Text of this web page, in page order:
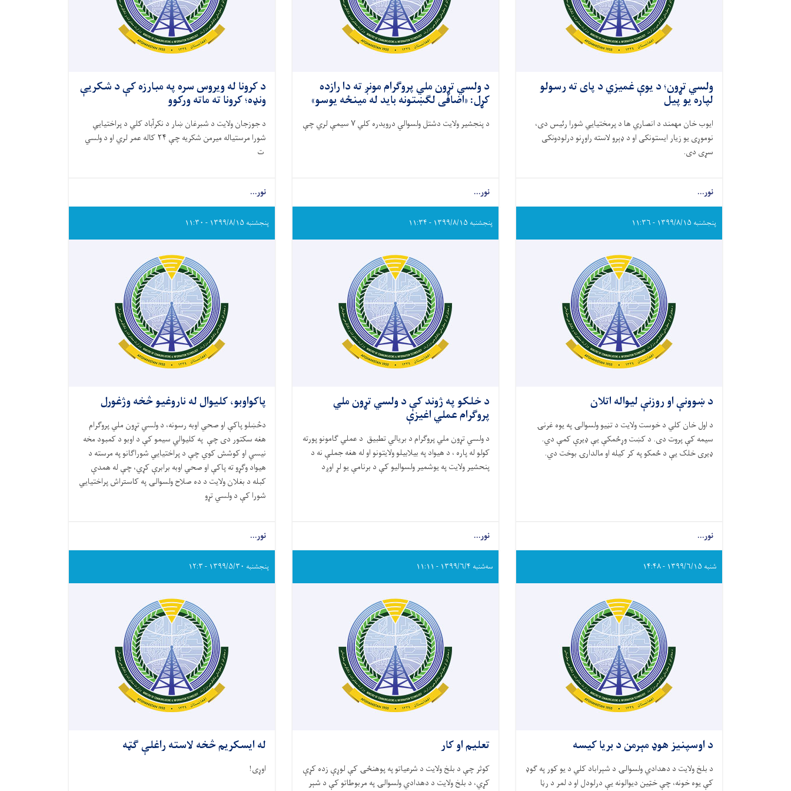
ولسي تړون؛ د یوې غمیزي د پای ته رسولو
لپاره یو پیل
ایوب خان مهمند د انصاري ها د پرمختیایي شورا رئیس دی،
نوموړی یو زیار ایستونکی او د ډېرو لاسته راوړنو درلودونکی
سړی دی.
نور...
د ولسي تړون ملي پروګرام مونږ ته دا رازده
کړل: «اضافی لګښتونه باید له مینځه یوسو»
د پنجشیر ولایت دشتل ولسوالي درویدره کلي۷سیمې لري چې
نور...
د کرونا له ویروس سره په مبارزه کې د شکریې
ونډه؛ کرونا ته ماته ورکوو
د جوزجان ولایت د شبرغان ښار د نکرآباد کلي د پراختیایي
شورا مرستیاله میرمن شکریه چې ۲۴کاله عمر لري او د ولسي
ت
نور...
پنجشنبه ۱۳۹۹/۸/۱۵ - ۱۱:۳۶
د ښوونې او روزنې لیواله اتلان
د اول خان کلي د خوست ولایت د تڼیو ولسوالۍ په یوه غرنۍ
سیمه کې پروت دی. د کښت وړځمکې یې ډیرې کمې دي.
ډیری خلک یې د ځمکو په کر کیله او مالدارۍ بوخت دي.
نور...
پنجشنبه ۱۳۹۹/۸/۱۵ - ۱۱:۳۴
د خلکو په ژوند کې د ولسي تړون ملي
پروګرام عملي اغیزې
د ولسي تړون ملي پروګرام د بریالي تطبیق د عملي ګامونو پورته
کولو له پاره ، د هیواد په بیلابیلو ولایتونو او له هغه جملې نه د
پنحشیر ولایت په یوشمیر ولسوالیو کې د برنامې یو لړ اوږد
نور...
پنجشنبه ۱۳۹۹/۸/۱۵ - ۱۱:۳۰
پاکواوبو، کلیوال له ناروغیو څخه وژغورل
دڅښلو پاکې او صحي اوبه رسونه، د ولسي تړون ملي پروګرام
هغه سکتور دی چې په کلیوالي سیمو کې د اوبو د کمبود مخه
نیسي او کوشش کوي چې د پراختیایي شوراګانو په مرسته د
هیواد وګړو ته پاکې او صحي اوبه برابرې کړي، چې له همدې
کبله د بغلان ولایت د ده صلاح ولسوالۍ په کاستراش پراختیایي
شورا کې د ولسي تړو
نور...
شنبه ۱۳۹۹/۶/۱۵ - ۱۴:۴۸
د اوسپنیز هوډ مېرمن د بریا کیسه
د بلخ ولایت د دهدادي ولسوالۍ د شېراباد کلي د یو کور په ګوډ
کې یوه خونه، چې خټین دیوالونه یې درلودل او د لمر د رڼا
سه‌شنبه ۱۳۹۹/۶/۴ - ۱۱:۱۱
تعلیم او کار
کوثر چې د بلخ ولایت د شرعیاتو په پوهنځۍ کې لوړې زده کړې
کړي، د بلخ ولایت د دهدادي ولسوالۍ په مربوطاتو کې د شېر
پنجشنبه ۱۳۹۹/۵/۳۰ - ۱۲:۳
له ایسکريم څخه لاسته راغلې ګټه
اوړی!